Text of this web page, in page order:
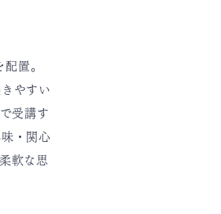
置。
やすい
受講す
・関心
軟な思